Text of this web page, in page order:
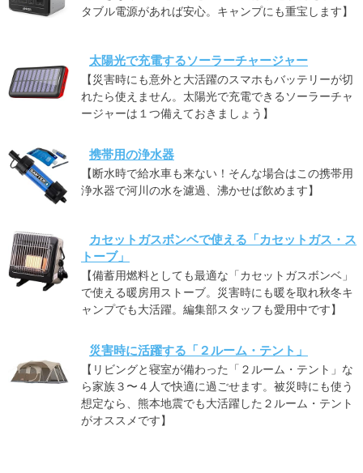
タブル電源があれば安心。キャンプにも重宝します】
太陽光で充電するソーラーチャージャー
【災害時にも意外と大活躍のスマホもバッテリーが切
れたら使えません。太陽光で充電できるソーラーチャ
ージャーは１つ備えておきましょう】
携帯用の浄水器
【断水時で給水車も来ない！そんな場合はこの携帯用
浄水器で河川の水を濾過、沸かせば飲めます】
カセットガスボンベで使える「カセットガス・ス
トーブ」
【備蓄用燃料としても最適な「カセットガスボンベ」
で使える暖房用ストーブ。災害時にも暖を取れ秋冬キ
ャンプでも大活躍。編集部スタッフも愛用中です】
災害時に活躍する「２ルーム・テント」
【リビングと寝室が備わった「２ルーム・テント」な
ら家族３〜４人で快適に過ごせます。被災時にも使う
想定なら、熊本地震でも大活躍した２ルーム・テント
がオススメです】